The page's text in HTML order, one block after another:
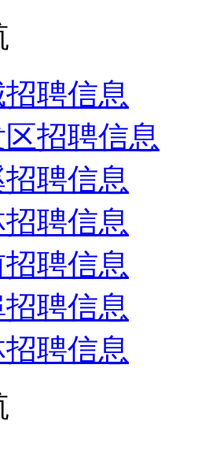
聘信息
招聘信息
聘信息
聘信息
聘信息
聘信息
聘信息